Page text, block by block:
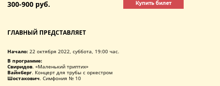
300-900 руб. Купить билет
ГЛАВНЫЙ ПРЕДСТАВЛЯЕТ
Начало: 22 октября 2022, суббота, 19:00 час.
В программе:
Свиридов. «Маленький триптих»
Вайнберг. Концерт для трубы с оркестром
Шостакович. Симфония № 10